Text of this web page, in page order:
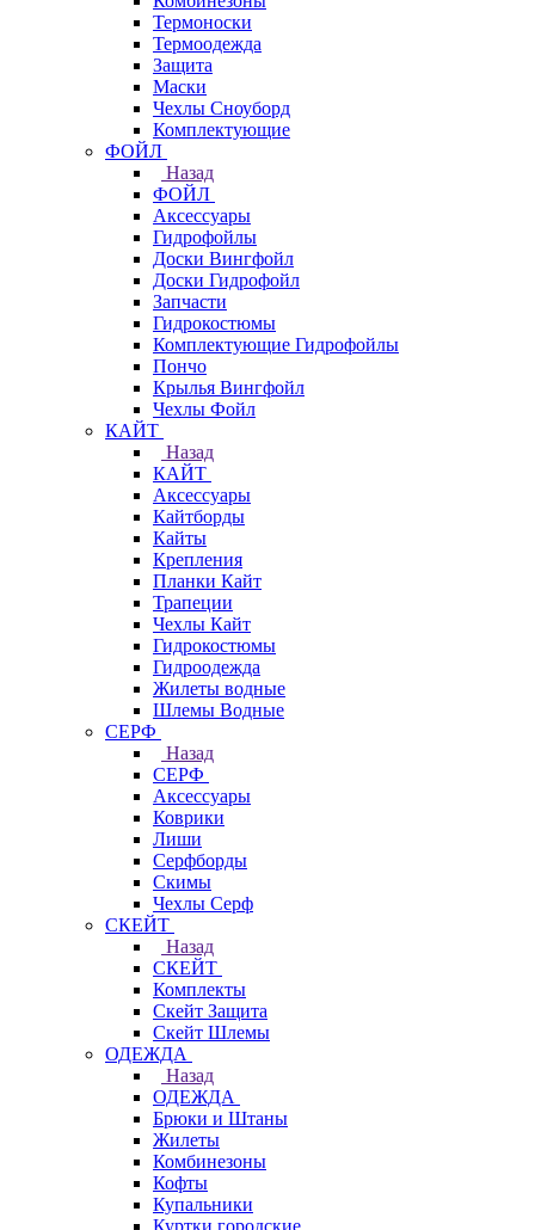
Термоноски
Термоодежда
Защита
Маски
Чехлы Сноуборд
Комплектующие
ФОЙЛ
Назад
ФОЙЛ
Аксессуары
Гидрофойлы
Доски Вингфойл
Доски Гидрофойл
Запчасти
Гидрокостюмы
Комплектующие Гидрофойлы
Пончо
Крылья Вингфойл
Чехлы Фойл
КАЙТ
Назад
КАЙТ
Аксессуары
Кайтборды
Кайты
Крепления
Планки Кайт
Трапеции
Чехлы Кайт
Гидрокостюмы
Гидроодежда
Жилеты водные
Шлемы Водные
СЕРФ
Назад
СЕРФ
Аксессуары
Коврики
Лиши
Серфборды
Скимы
Чехлы Cерф
СКЕЙТ
Назад
СКЕЙТ
Комплекты
Скейт Защита
Скейт Шлемы
ОДЕЖДА
Назад
ОДЕЖДА
Брюки и Штаны
Жилеты
Комбинезоны
Кофты
Купальники
Куртки городские